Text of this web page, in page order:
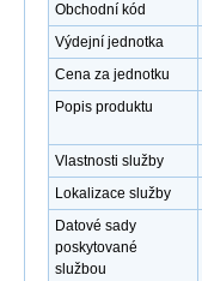
Obchodní kód
Výdejní jednotka
Cena za jednotku
Popis produktu
Vlastnosti služby
Lokalizace služby
Datové sady
poskytované
službou